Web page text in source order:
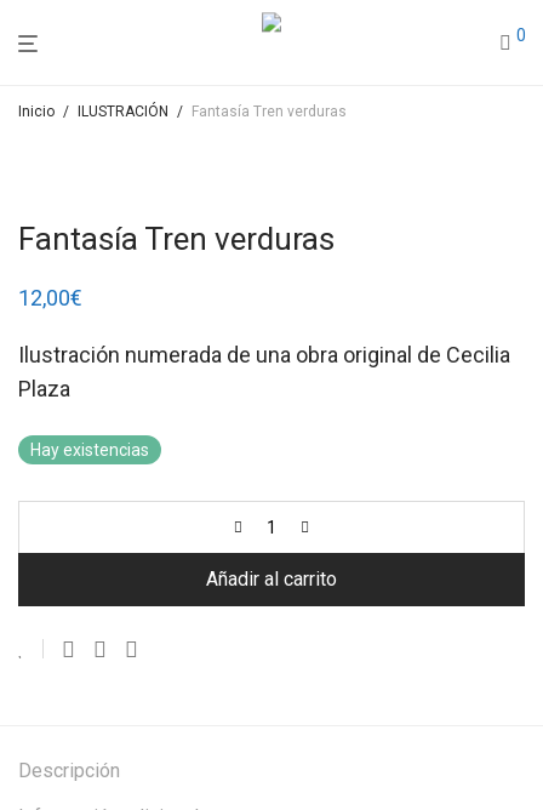
0
Inicio / ILUSTRACIÓN / Fantasía Tren verduras
Fantasía Tren verduras
12,00€
Ilustración numerada de una obra original de Cecilia
Plaza
Hay existencias
Añadir al carrito
Descripción